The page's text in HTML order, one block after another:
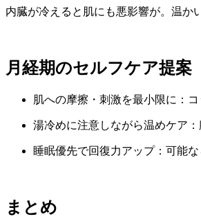
内臓が冷えると肌にも悪影響が。温か
月経期のセルフケア提案
肌への摩擦・刺激を最小限に：
湯冷めに注意しながら温めケア
睡眠優先で回復力アップ：可能
まとめ